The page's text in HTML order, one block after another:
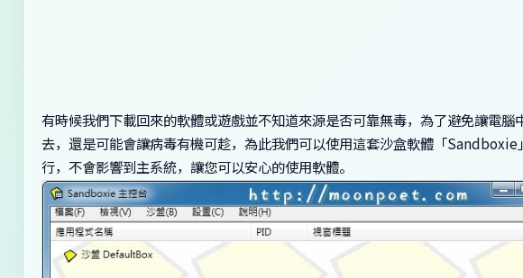
有時候我們下載回來的軟體或遊戲並不知道來源是否可靠無毒，為了避免讓電
去，還是可能會讓病毒有機可趁，為此我們可以使用這套沙盒軟體「
行，不會影響到主系統，讓您可以安心的使用軟體。